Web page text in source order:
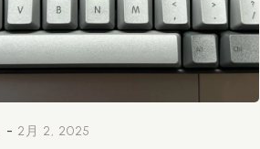
- 2月 2, 2025